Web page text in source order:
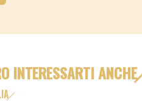
INTERESSARTI ANCHE